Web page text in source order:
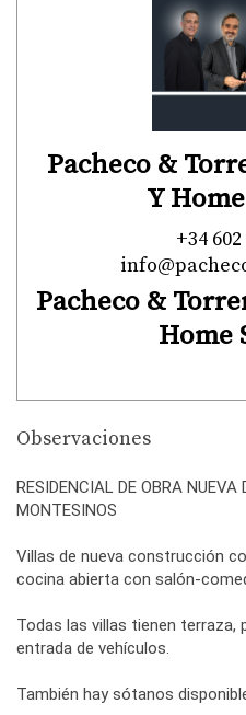
Pacheco &
Y
+34 602
Pacheco &
Home
Observaciones
RESIDENCIAL DE OBRA NUEVA
MONTESINOS
Villas de nueva construcción
cocina abierta con salón-
Todas las villas tienen terraza,
entrada de vehículos.
También hay sótanos